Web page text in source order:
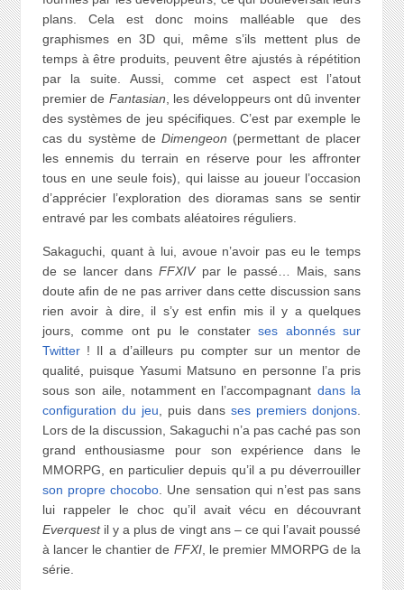
plans. Cela est donc moins malléable que des
graphismes en 3D qui, même s’ils mettent plus de
temps à être produits, peuvent être ajustés à répétition
par la suite. Aussi, comme cet aspect est l’atout
premier de Fantasian , les développeurs ont dû inventer
des systèmes de jeu spécifiques. C’est par exemple le
cas du système deDimengeon (permettant de placer
les ennemis du terrain en réserve pour les affronter
tous en une seule fois), qui laisse au joueur l’occasion
d’apprécier l’exploration des dioramas sans se sentir
entravé par les combats aléatoires réguliers.
Sakaguchi, quant à lui, avoue n’avoir pas eu le temps
de se lancer dansFFXIVpar le passé… Mais, sans
doute afin de ne pas arriver dans cette discussion sans
rien avoir à dire, il s’y est enfin mis il y a quelques
jours, comme ont pu le constaterses abonnés sur
Twitter! Il a d’ailleurs pu compter sur un mentor de
qualité, puisque Yasumi Matsuno en personne l’a pris
sous son aile, notamment en l’accompagnant dans la
configuration du jeu , puis dans ses premiers donjons
Lors de la discussion, Sakaguchi n’a pas caché pas son
grand enthousiasme pour son expérience dans le
MMORPG, en particulier depuis qu’il a pu déverrouiller
son propre chocobo . Une sensation qui n’est pas sans
lui rappeler le choc qu’il avait vécu en découvrant
Everquestil y a plus de vingt ans – ce qui l’avait poussé
à lancer le chantier de FFXI, le premier MMORPG de la
série.